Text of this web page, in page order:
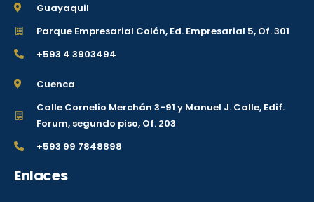
Guayaquil
Parque Empresarial Colón, Ed. Empresarial 5, Of. 301
+593 4 3903494
Cuenca
Calle Cornelio Merchán 3-91 y Manuel J. Calle, Edif.
Forum, segundo piso, Of. 203
+593 99 7848898
Enlaces